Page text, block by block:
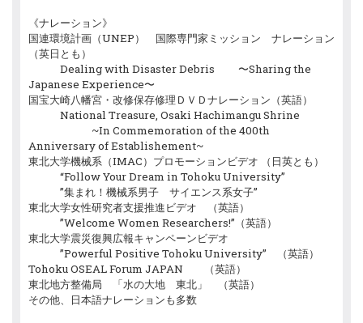
《ナレーション》
国連環境計画（UNEP） 国際専門家ミッション ナレーション
（英日とも）
Dealing with Disaster Debris 〜Sharing the
Japanese Experience〜
国宝大崎八幡宮・改修保存修理ＤＶＤナレーション（英語）
National Treasure, Osaki Hachimangu Shrine
~In Commemoration of the 400th
Anniversary of Establishement~
東北大学機械系（IMAC）プロモーションビデオ （日英とも）
“Follow Your Dream in Tohoku University”
”集まれ！機械系男子 サイエンス系女子”
東北大学女性研究者支援推進ビデオ （英語）
”Welcome Women Researchers!”（英語）
東北大学震災復興広報キャンペーンビデオ
”Powerful Positive Tohoku University” （英語）
Tohoku OSEAL Forum JAPAN （英語）
東北地方整備局 「水の大地 東北」 （英語）
その他、日本語ナレーションも多数